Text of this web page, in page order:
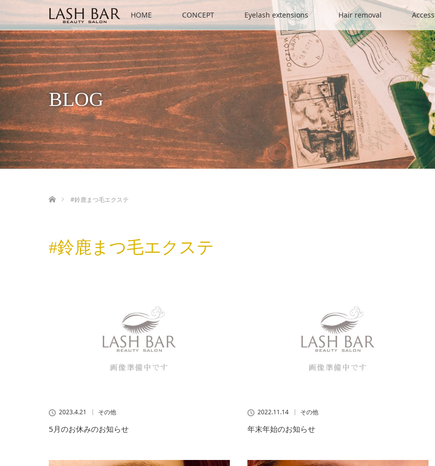
HOME CONCEPT Eyelash extensions Hair removal Access
BLOG
#鈴鹿まつ毛エクステ
#鈴鹿まつ毛エクステ
2023.4.21 その他
5月のお休みのお知らせ
2022.11.14 その他
年末年始のお知らせ